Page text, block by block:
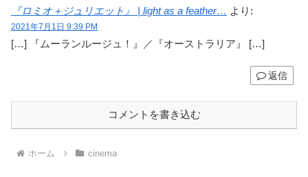
『ロミオ＋ジュリエット』 | light as a feather… より:
2021年7月1日 9:39 PM
[…] 『ムーランルージュ！』／『オーストラリア』 […]
返信
コメントを書き込む
ホーム cinema